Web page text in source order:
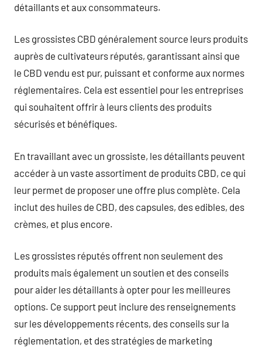
détaillants et aux consommateurs.
Les grossistes CBD généralement source leurs produits
auprès de cultivateurs réputés, garantissant ainsi que
le CBD vendu est pur, puissant et conforme aux normes
réglementaires. Cela est essentiel pour les entreprises
qui souhaitent offrir à leurs clients des produits
sécurisés et bénéfiques.
En travaillant avec un grossiste, les détaillants peuvent
accéder à un vaste assortiment de produits CBD, ce qui
leur permet de proposer une offre plus complète. Cela
inclut des huiles de CBD, des capsules, des edibles, des
crèmes, et plus encore.
Les grossistes réputés offrent non seulement des
produits mais également un soutien et des conseils
pour aider les détaillants à opter pour les meilleures
options. Ce support peut inclure des renseignements
sur les développements récents, des conseils sur la
réglementation, et des stratégies de marketing